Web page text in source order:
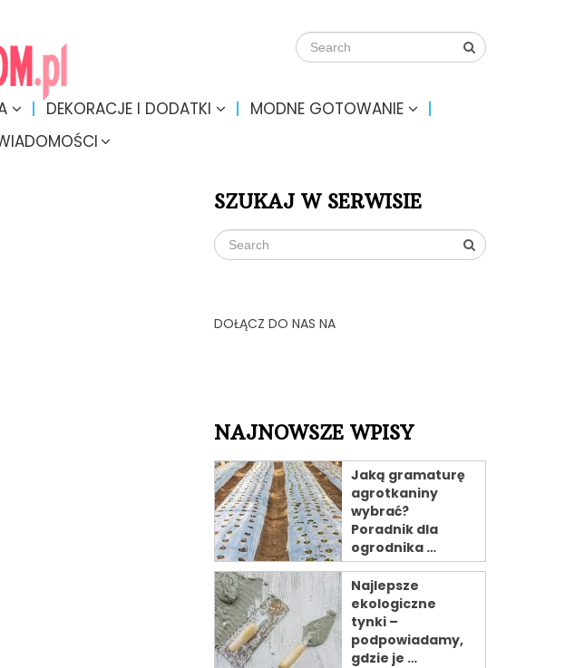
DEKORACJE I DODATKI
MODNE GOTOWANIE
SZUKAJ W SERWISIE
DOŁĄCZ DO NAS NA
NAJNOWSZE WPISY
Jaką gramaturę
agrotkaniny
wybrać?
Poradnik dla
ogrodnika …
Najlepsze
ekologiczne
tynki –
podpowiadamy,
gdzie je …